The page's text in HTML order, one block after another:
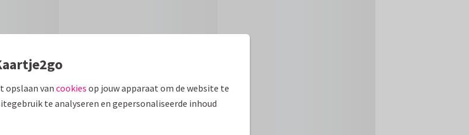
opslaan van cookies op jouw apparaat om de website te
te analyseren en gepersonaliseerde inhoud